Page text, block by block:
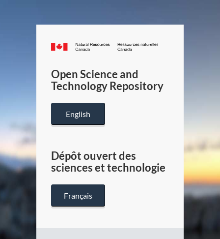
Canada.ca
/
Canada
Open Science and
Technology Repository
English
Dépôt ouvert des
sciences et technologie
Français